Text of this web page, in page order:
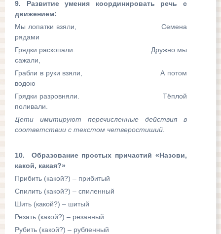
9. Развитие умения координировать речь с
движением:
Мы лопатки взяли, Семена
рядами
Грядки раскопали. Дружно мы
сажали,
Грабли в руки взяли, А потом
водою
Грядки разровняли. Тёплой
поливали.
Дети имитируют перечисленные действия в
соответствии с текстом четверостиший.
10. Образование простых причастий «Назови,
какой, какая?»
Прибить (какой?) – прибитый
Спилить (какой?) – спиленный
Шить (какой?) – шитый
Резать (какой?) – резанный
Рубить (какой?) – рубленный